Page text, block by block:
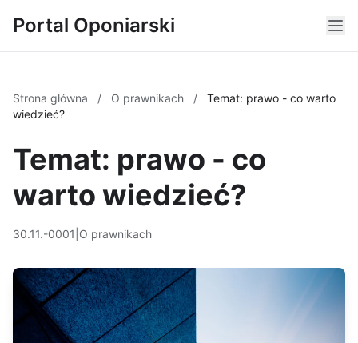
Portal Oponiarski
Strona główna / O prawnikach /
Temat: prawo - co warto
wiedzieć?
Temat: prawo - co
warto wiedzieć?
30.11.-0001 O prawnikach